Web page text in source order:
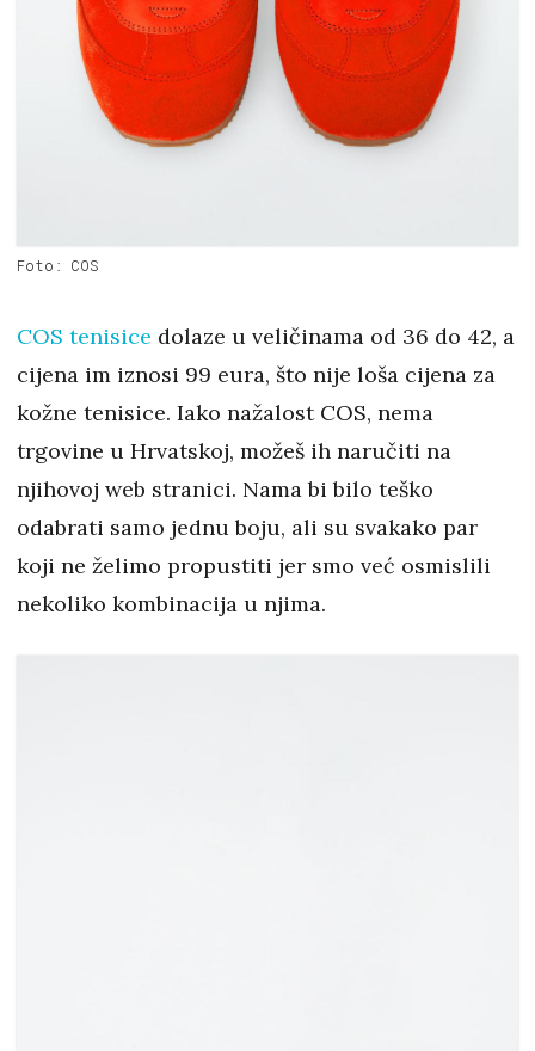
Foto: COS
COS tenisice dolaze u veličinama od 36 do 42, a
cijena im iznosi 99 eura, što nije loša cijena za
kožne tenisice. Iako nažalost COS, nema
trgovine u Hrvatskoj, možeš ih naručiti na
njihovoj web stranici. Nama bi bilo teško
odabrati samo jednu boju, ali su svakako par
koji ne želimo propustiti jer smo već osmislili
nekoliko kombinacija u njima.